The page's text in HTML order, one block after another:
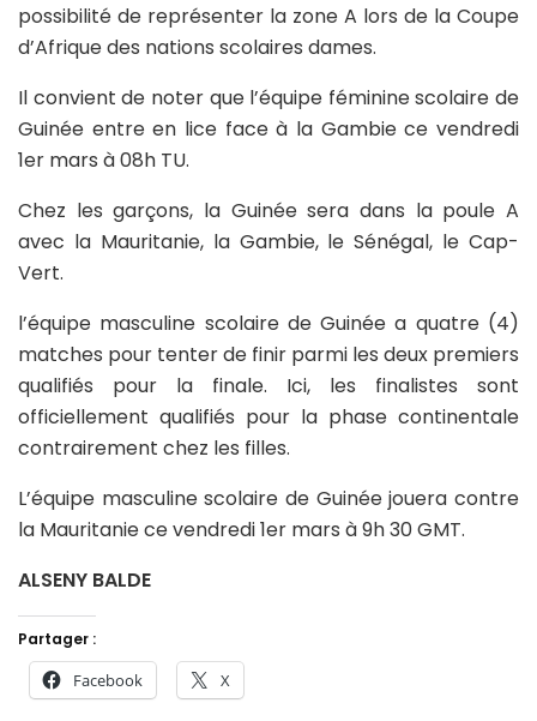
possibilité de représenter la zone A lors de la Coupe
d’Afrique des nations scolaires dames.
Il convient de noter que l’équipe féminine scolaire de
Guinée entre en lice face à la Gambie ce vendredi
1er mars à 08h TU.
Chez les garçons, la Guinée sera dans la poule A
avec la Mauritanie, la Gambie, le Sénégal, le Cap-
Vert.
l’équipe masculine scolaire de Guinée a quatre (4)
matches pour tenter de finir parmi les deux premiers
qualifiés pour la finale. Ici, les finalistes sont
officiellement qualifiés pour la phase continentale
contrairement chez les filles.
L’équipe masculine scolaire de Guinée jouera contre
la Mauritanie ce vendredi 1er mars à 9h 30 GMT.
ALSENY BALDE
Partager :
Facebook X